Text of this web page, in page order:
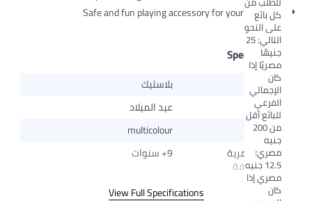
كل بائع
على النحو
التالي: 25
جنيهًا
مصريًا إذا
كان
الإجمالي
الفرعي
للبائع أقل
من 200
جنيه
مصري؛
12.5 جنيه
مصري إذا
كان
Safe and fun playing accessory for your little one
Specifications
المادة
بلاستيك
المناسبة
عيد الميلاد
اللون
multicolour
الفئة العمرية
المستهدفة
9+ سنوات
View Full Specifications